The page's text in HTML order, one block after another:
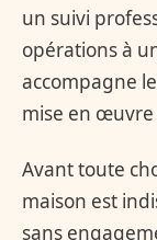
un suivi
opérations à
accompagne
mise en œuvre
Avant toute
maison est
sans